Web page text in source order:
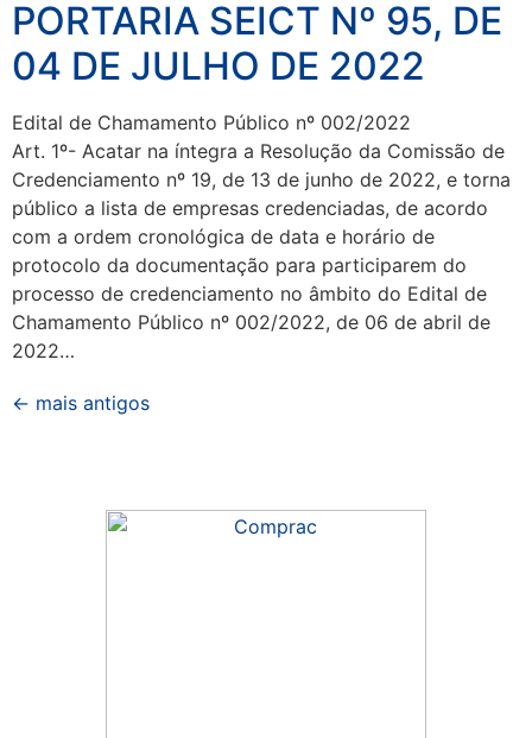
PORTARIA SEICT Nº 95, DE
04 DE JULHO DE 2022
Edital de Chamamento Público nº 002/2022
Art. 1º- Acatar na íntegra a Resolução da Comissão de
Credenciamento nº 19, de 13 de junho de 2022, e torna
público a lista de empresas credenciadas, de acordo
com a ordem cronológica de data e horário de
protocolo da documentação para participarem do
processo de credenciamento no âmbito do Edital de
Chamamento Público nº 002/2022, de 06 de abril de
2022…
← mais antigos